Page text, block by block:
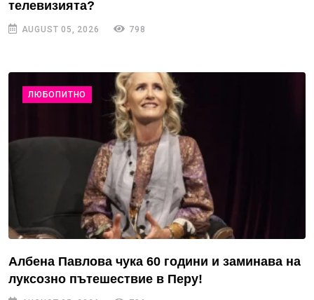
телевизията?
AUGUST 05, 2026 798
ЛЮБОПИТНО
Албена Павлова чука 60 години и заминава на
луксозно пътешествие в Перу!